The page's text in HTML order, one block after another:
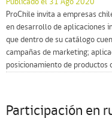
Publicado el 31 Ago 2020
ProChile invita a empresas
en desarrollo de aplicaciones
que dentro de su catálogo
campañas de marketing;
posicionamiento de productos
Participación en